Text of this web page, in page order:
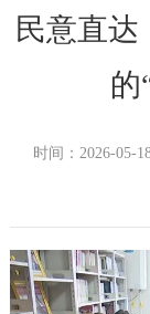
民意直
的
时间：2026-05-